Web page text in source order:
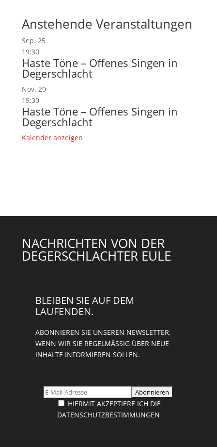
Anstehende Veranstaltungen
Sep. 25
19:30
Haste Töne – Offenes Singen in
Degerschlacht
Nov. 20
19:30
Haste Töne – Offenes Singen in
Degerschlacht
Kalender anzeigen
NACHRICHTEN VON DER
DEGERSCHLACHTER EULE
BLEIBEN SIE AUF DEM
LAUFENDEN.
ABONNIEREN SIE UNSEREN NEWSLETTER,
WENN WIR SIE REGELMÄSSIG ÜBER NEUE I
NHALTE INFORMIEREN SOLLEN.
HIERMIT AKZEPTIERE ICH DIE
DATENSCHUTZBESTIMMUNGEN